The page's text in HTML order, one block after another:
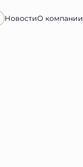
НовостиО компании